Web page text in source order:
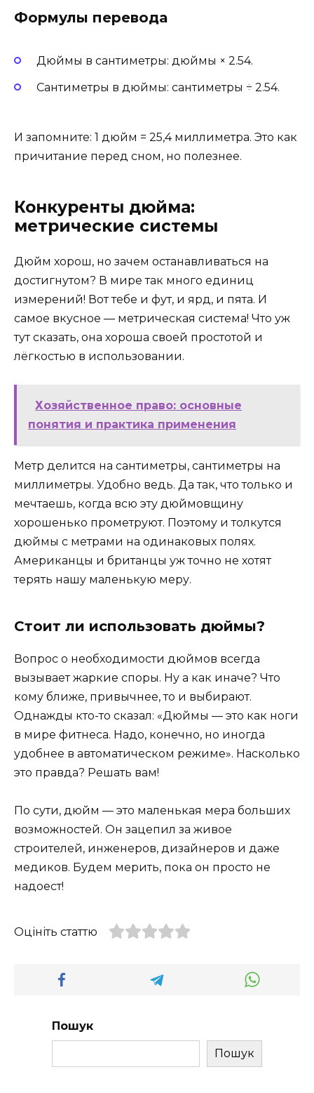
Формулы перевода
Дюймы в сантиметры: дюймы × 2.54.
Сантиметры в дюймы: сантиметры ÷ 2.54.
И запомните: 1 дюйм = 25,4 миллиметра. Это как
причитание перед сном, но полезнее.
Конкуренты дюйма:
метрические системы
Дюйм хорош, но зачем останавливаться на
достигнутом? В мире так много единиц
измерений! Вот тебе и фут, и ярд, и пята. И
самое вкусное — метрическая система! Что уж
тут сказать, она хороша своей простотой и
лёгкостью в использовании.
Хозяйственное право: основные
понятия и практика применения
Метр делится на сантиметры, сантиметры на
миллиметры. Удобно ведь. Да так, что только и
мечтаешь, когда всю эту дюймовщину
хорошенько прометруют. Поэтому и толкутся
дюймы с метрами на одинаковых полях.
Американцы и британцы уж точно не хотят
терять нашу маленькую меру.
Стоит ли использовать дюймы?
Вопрос о необходимости дюймов всегда
вызывает жаркие споры. Ну а как иначе? Что
кому ближе, привычнее, то и выбирают.
Однажды кто-то сказал: «Дюймы — это как ноги
в мире фитнеса. Надо, конечно, но иногда
удобнее в автоматическом режиме». Насколько
это правда? Решать вам!
По сути, дюйм — это маленькая мера больших
возможностей. Он зацепил за живое
строителей, инженеров, дизайнеров и даже
медиков. Будем мерить, пока он просто не
надоест!
Оцініть статтю
Пошук
Пошук